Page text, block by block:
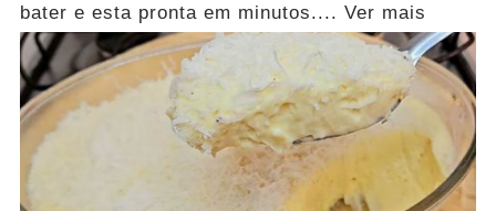
bater e esta pronta em minutos.... Ver mais